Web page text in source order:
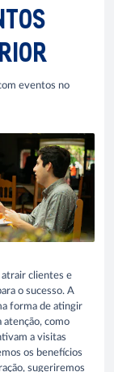
eventos no
atrair clientes e
o sucesso. A
forma de atingir
atenção, como
a visitas
os benefícios
sugeriremos